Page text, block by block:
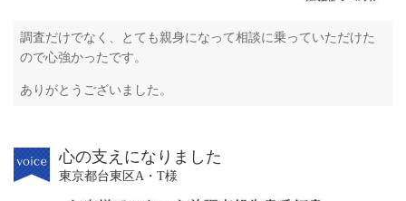
調査だけでなく、とても親身になって相談に乗っていただけた
ので心強かったです。
ありがとうございました。
心の支えになりました
東京都台東区A・T様